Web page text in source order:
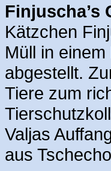
Finjuscha’s
Kätzchen
Müll in
abgestellt.
Tiere zum
Valjas
aus